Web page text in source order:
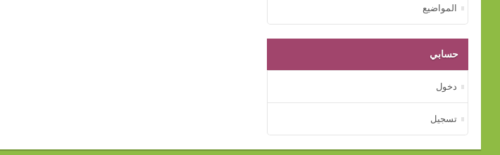
المواضيع
حسابي
دخول
تسجيل